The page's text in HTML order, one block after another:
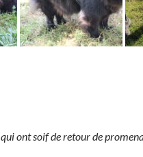
ont soif de retour de